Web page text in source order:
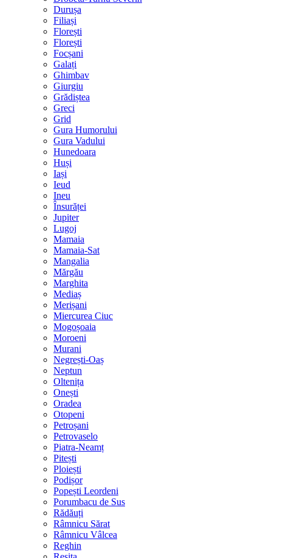
Durușa
Filiași
Florești
Florești
Focșani
Galați
Ghimbav
Giurgiu
Grădiștea
Greci
Grid
Gura Humorului
Gura Vadului
Hunedoara
Huși
Iași
Ieud
Ineu
Însurăței
Jupiter
Lugoj
Mamaia
Mamaia-Sat
Mangalia
Mărgău
Marghita
Mediaș
Merișani
Miercurea Ciuc
Mogoșoaia
Moroeni
Murani
Negrești-Oaș
Neptun
Oltenița
Onești
Oradea
Otopeni
Petroșani
Petrovaselo
Piatra-Neamț
Pitești
Ploiești
Podișor
Popești Leordeni
Porumbacu de Sus
Rădăuți
Râmnicu Sărat
Râmnicu Vâlcea
Reghin